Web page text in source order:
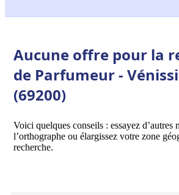
Aucune offre pour la
de Parfumeur -
(69200)
Voici quelques conseils : essayez d’autres
l’orthographe ou élargissez votre zone
recherche.